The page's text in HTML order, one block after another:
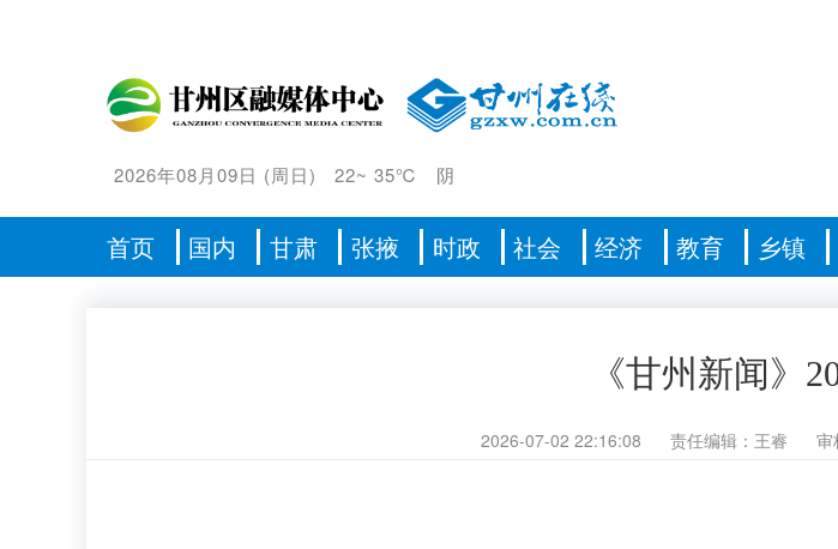
2026年08月09日 (周日) 22~ 35℃ 阴
首页 国内 甘肃 张掖 时政 社会 经济 教育 乡镇
《甘州新闻》
2026-07-02 22:16:08 责任编辑：王睿 审